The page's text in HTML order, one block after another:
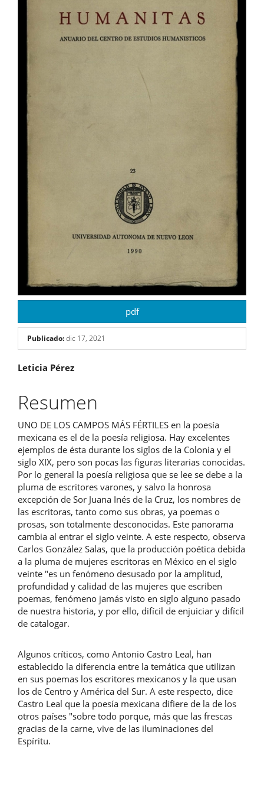
artículo
pdf
Publicado:dic 17, 2021
Contenido
principal
del
artículo
Leticia Pérez
Resumen
UNO DE LOS CAMPOS MÁS FÉRTILES en la poesía
mexicana es el de la poesía religiosa. Hay excelentes
ejemplos de ésta durante los siglos de la Colonia y el
siglo XIX, pero son pocas las figuras literarias conocidas.
Por lo general la poesía religiosa que se lee se debe a la
pluma de escritores varones, y salvo la honrosa
excepción de Sor Juana Inés de la Cruz, los nombres de
las escritoras, tanto como sus obras, ya poemas o
prosas, son totalmente desconocidas. Este panorama
cambia al entrar el siglo veinte. A este respecto, observa
Carlos González Salas, que la producción poética debida
a la pluma de mujeres escritoras en México en el siglo
veinte "es un fenómeno desusado por la amplitud,
profundidad y calidad de las mujeres que escriben
poemas, fenómeno jamás visto en siglo alguno pasado
de nuestra historia, y por ello, difícil de enjuiciar y difícil
de catalogar.
Algunos críticos, como Antonio Castro Leal, han
establecido la diferencia entre la temática que utilizan
en sus poemas los escritores mexicanos y la que usan
los de Centro y América del Sur. A este respecto, dice
Castro Leal que la poesía mexicana difiere de la de los
otros países "sobre todo porque, más que las frescas
gracias de la carne, vive de las iluminaciones del
Espíritu.